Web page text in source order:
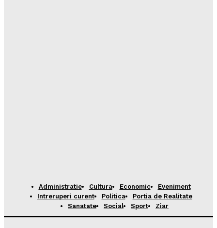
Administratie Cultura Economic
Eveniment
Intreruperi curent
Politica
Portia de Realitate
Sanatate
Social Sport Ziar